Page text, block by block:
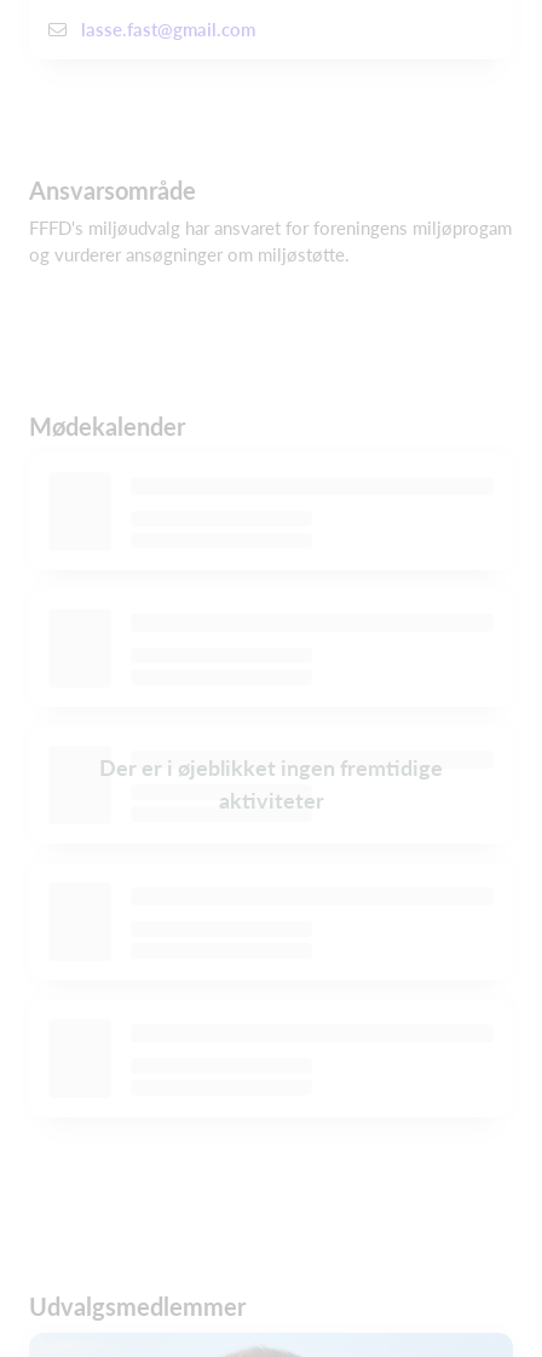
lasse.fast@gmail.com
Ansvarsområde
FFFD's miljøudvalg har ansvaret for foreningens miljøprogam
og vurderer ansøgninger om miljøstøtte.
Mødekalender
Der er i øjeblikket ingen fremtidige
aktiviteter
Udvalgsmedlemmer